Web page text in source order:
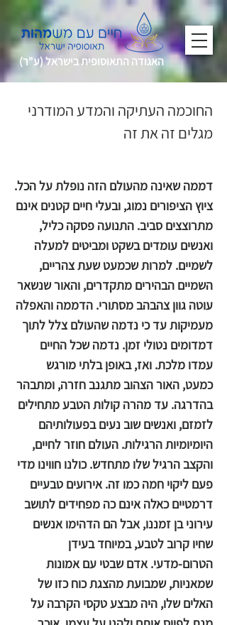
האגודה התאוסופית בישראל (ע"ר)
החוכמה העתיקה והמדע המודרני
מגלים זה את זה
דממה שאינה מהעולם הזה נופלת על הכל.
ציוץ הציפורים נמוג, ובעלי חיים קטנים אינם
מתרוצצים סביב. התנועה פסקה כליל,
ואנשים עומדים בשקט ומביטים למעלה
לשמיים. למרות שכמעט שעת צהריים,
השמיים הבהירים מתקדרים, והאור שנשאר
עוטה גוון צהבהב מסתורי. הדממה והאפלה
מעמיקות עד כי נדמה שהעולם צלל לתוך
דמדומים נטולי זמן. נדמה שכל החיים
עמדו מלכת. ואז, באופן בלתי מורגש
כמעט, האור הצהוב מתגנב חזרה, ומתבהר
בהדרגה. עד מהרה קולות הטבע מתחילים
לזמזם, ואנשים שוב נעים בפעולותיהם
היומיומיות הרגילות. העולם חוזר לחיים,
והקצב הרגיל שלו מתחדש. כולנו חווינו מדי
פעם ליקוי חמה כמו זה. אירועים טבעיים
דרמטיים כאלה אינם כה מפחידים לתושב
עירוני בן זמננו, אבל הם הדהימו אנשים
שחיו קרוב לטבע, במיוחד בעידן
הטרום-מדעי. אדם שבטי עם אמונות
שמאניות, שמבועת מהצגת כוח כזו של
האלים שלו, היה מבצע טקסי הקרבה על